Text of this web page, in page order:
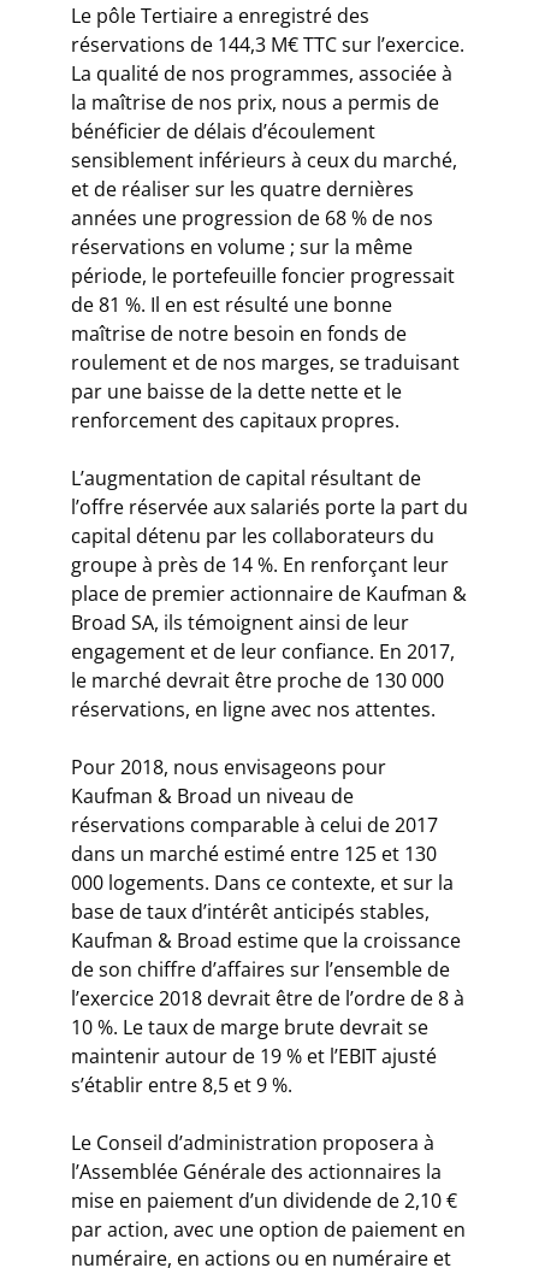
Le pôle Tertiaire a enregistré des
réservations de 144,3 M€ TTC sur l’exercice.
La qualité de nos programmes, associée à
la maîtrise de nos prix, nous a permis de
bénéficier de délais d’écoulement
sensiblement inférieurs à ceux du marché,
et de réaliser sur les quatre dernières
années une progression de 68 % de nos
réservations en volume ; sur la même
période, le portefeuille foncier progressait
de 81 %. Il en est résulté une bonne
maîtrise de notre besoin en fonds de
roulement et de nos marges, se traduisant
par une baisse de la dette nette et le
renforcement des capitaux propres.
L’augmentation de capital résultant de
l’offre réservée aux salariés porte la part du
capital détenu par les collaborateurs du
groupe à près de 14 %. En renforçant leur
place de premier actionnaire de Kaufman &
Broad SA, ils témoignent ainsi de leur
engagement et de leur confiance. En 2017,
le marché devrait être proche de 130 000
réservations, en ligne avec nos attentes.
Pour 2018, nous envisageons pour
Kaufman & Broad un niveau de
réservations comparable à celui de 2017
dans un marché estimé entre 125 et 130
000 logements. Dans ce contexte, et sur la
base de taux d’intérêt anticipés stables,
Kaufman & Broad estime que la croissance
de son chiffre d’affaires sur l’ensemble de
l’exercice 2018 devrait être de l’ordre de 8 à
10 %. Le taux de marge brute devrait se
maintenir autour de 19 % et l’EBIT ajusté
s’établir entre 8,5 et 9 %.
Le Conseil d’administration proposera à
l’Assemblée Générale des actionnaires la
mise en paiement d’un dividende de 2,10 €
par action, avec une option de paiement en
numéraire, en actions ou en numéraire et